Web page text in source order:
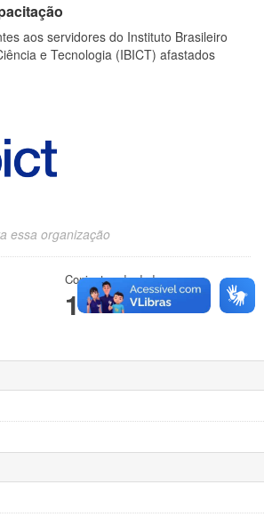
aos servidores do Instituto Brasileiro
e Tecnologia (IBICT) afastados
essa organização
Conjuntos de dados
1